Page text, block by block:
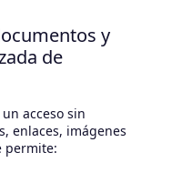
y
de
acceso sin
enlaces, imágenes
permite: